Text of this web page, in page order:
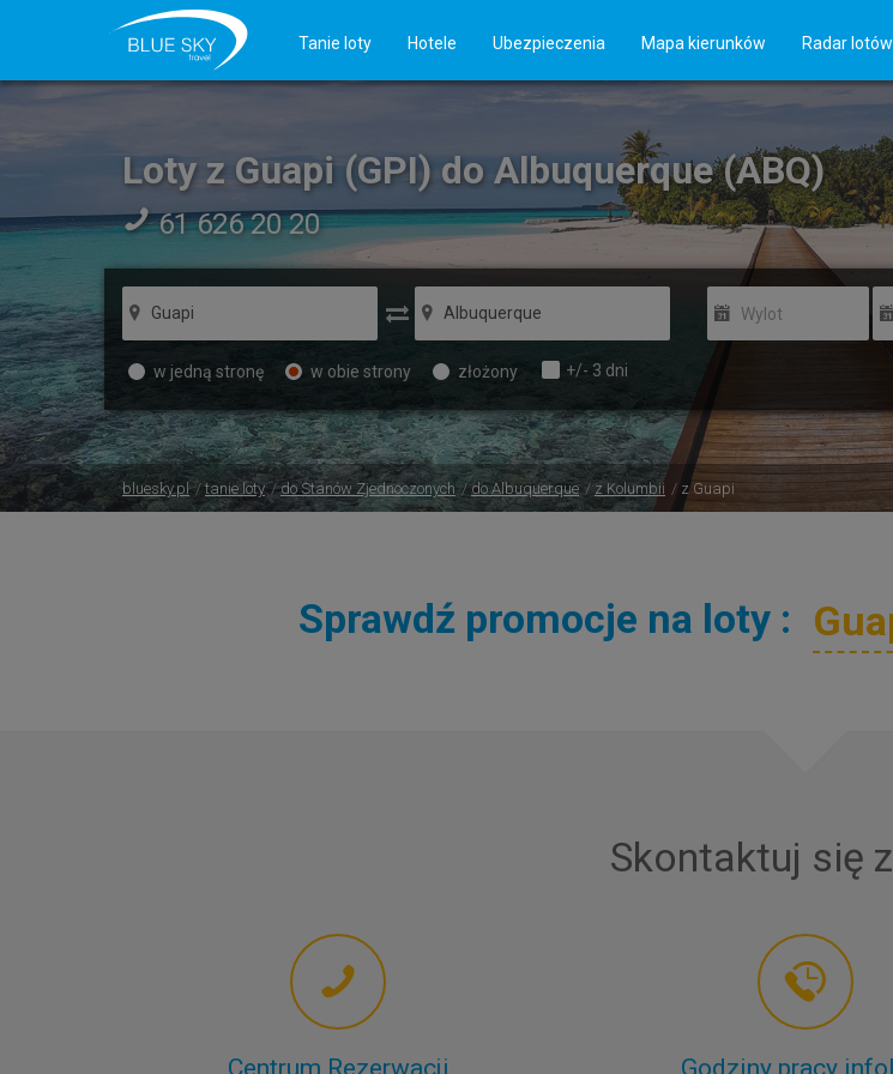
Tanie loty Hotele Ubezpieczenia Mapa kierunków Radar lotów
Loty z Guapi (GPI) do Albuquerque (ABQ)
61 626 20 20
Wylot
w jedną stronę w obie strony złożony +/- 3 dni
bluesky.pl tanie loty do Stanów Zjednoczonych do Albuquerque z Kolumbii z Guapi
Sprawdź promocje na loty :
Skontaktuj się